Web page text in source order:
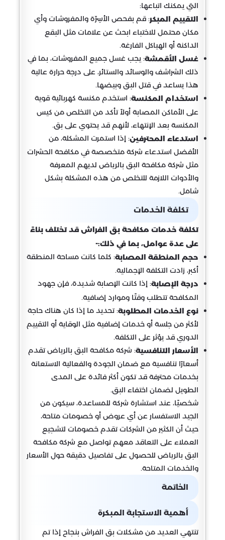
التي يمكنك اتباعها:
التقييم المبكر: قم بفحص الأسِرّة والمفروشات وأي
مكان محتمل للاختباء ابحث عن علامات مثل البقع
الداكنة أو الهياكل الفارغة.
غسل الأقمشة: يجب غسل جميع المفروشات، بما في
ذلك الشراشف والوسائد والستائر، على درجة حرارة عالية
هذا يساعد في قتل البق وبيضها.
استخدام المكنسة: استخدم مكنسة كهربائية قوية
على الأماكن المصابة أولاً تأكد من التخلص من كيس
المكنسة بعد الإنتهاء، لأنهم قد يحتوي على بق.
استدعاء المحترفين: إذا استمرت المشكلة، من
الأفضل استدعاء شركة متخصصة في مكافحة الحشرات
مثل شركة مكافحة البق بالرياض لديهم المعرفة
والأدوات اللازمة للتخلص من هذه المشكلة بشكل
شامل.
تكلفة الخدمات
تكلفة خدمات مكافحة بق الفراش قد تختلف بناءً
على عدة عوامل، بما في ذلك:-
حجم المنطقة المصابة: كلما كانت مساحة المنطقة
أكبر، زادت التكلفة الإجمالية.
درجة الإصابة: إذا كانت الإصابة شديدة، فإن جهود
المكافحة تتطلب وقتًا وموارد إضافية.
نوع الخدمات المطلوبة: تحديد ما إذا كان هناك حاجة
لأكثر من جلسة أو خدمات إضافية مثل الوقاية أو التقييم
الدوري قد يؤثر على التكلفة.
الأسعار التنافسية: شركة مكافحة البق بالرياض تقدم
أسعارًا تنافسية مع ضمان الجودة والفعالية الاستعانة
بخدمات محترفة قد تكون أكثر فائدة على المدى
الطويل لضمان اختفاء البق.
شخصيًا، عند استشارة شركة للمساعدة، سيكون من
الجيد الاستفسار عن أي عروض أو خصومات متاحة،
حيث أن الكثير من الشركات تقدم خصومات لتشجيع
العملاء على التعاقد معهم تواصل مع شركة مكافحة
البق بالرياض للحصول على تفاصيل دقيقة حول الأسعار
والخدمات المتاحة.
الخاتمة
أهمية الاستجابة المبكرة
تنتهي العديد من مشكلات بق الفراش بنجاح إذا تم